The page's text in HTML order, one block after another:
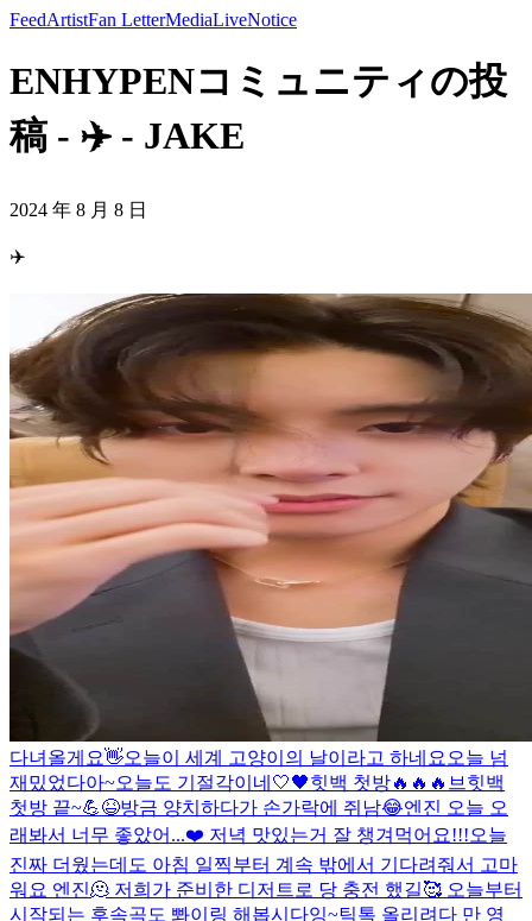
FeedArtistFan LetterMediaLiveNotice
ENHYPENコミュニティの投
稿 - ✈️ - JAKE
2024 年 8 月 8 日
✈️
다녀올게요👋오늘이 세계 고양이의 날이라고 하네요 오늘 넘
재밌었다아~오늘도 기절각이네 🤍🖤힛백 첫방🔥🔥🔥 브힛백
첫방 끝~💪😆방금 양치하다가 손가락에 쥐남😂엔진 오늘 오
래봐서 너무 좋았어...❤️ 저녁 맛있는거 잘 챙겨먹어요!!!오늘
진짜 더웠는데도 아침 일찍부터 계속 밖에서 기다려줘서 고마
워요 엔진🫠 저희가 준비한 디저트로 당 충전 했길🥰 오늘부터
시작되는 후속곡도 뽜이링 해봅시다잉~틱톡 올리려다 만 영